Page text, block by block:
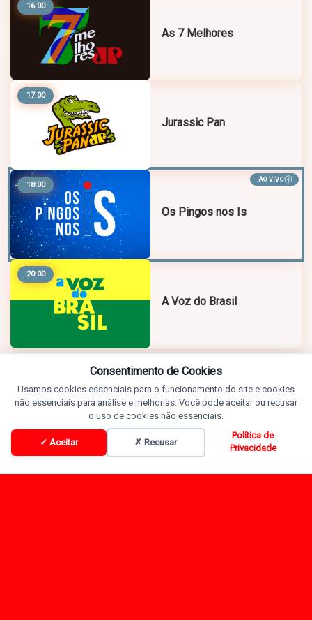
16:00
As 7 Melhores
17:00
Jurassic Pan
18:00
AO VIVO
Os Pingos nos Is
20:00
A Voz do Brasil
Programação
Consentimento de Cookies
Usamos cookies essenciais para o funcionamento do site e cookies
não essenciais para análise e melhorias. Você pode aceitar ou recusar
o uso de cookies não essenciais.
✓ Aceitar ✗ Recusar
Política de
Privacidade